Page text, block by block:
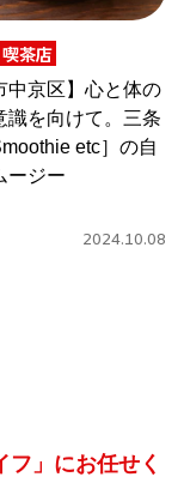
茶店
中京区】心と体の
識を向けて。三条
etc］の自
ージー
2024.10.08
」にお任せく